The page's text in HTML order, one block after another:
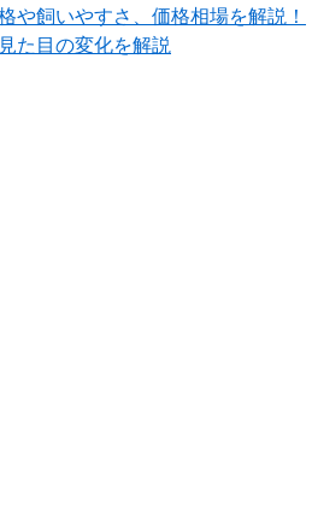
や飼いやすさ、価格相場を解説！
た目の変化を解説